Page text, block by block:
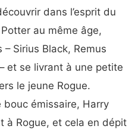
dans l’esprit du
au même âge,
Sirius Black, Remus
et se livrant à une petite
le jeune Rogue.
émissaire, Harry
à Rogue, et cela en dépit